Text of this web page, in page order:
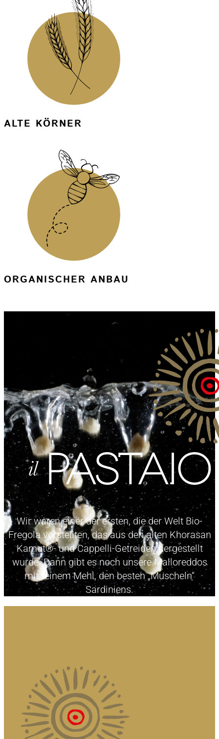
ALTE KÖRNER
ORGANISCHER ANBAU
Wir waren einer der ersten, die der Welt Bio-
Fregola vorstellten, das aus den alten Khorasan
Kamut®- und Cappelli-Getreiden hergestellt
wurde. Dann gibt es noch unsere Malloreddos
mit feinem Mehl, den besten „Muscheln“
Sardiniens.